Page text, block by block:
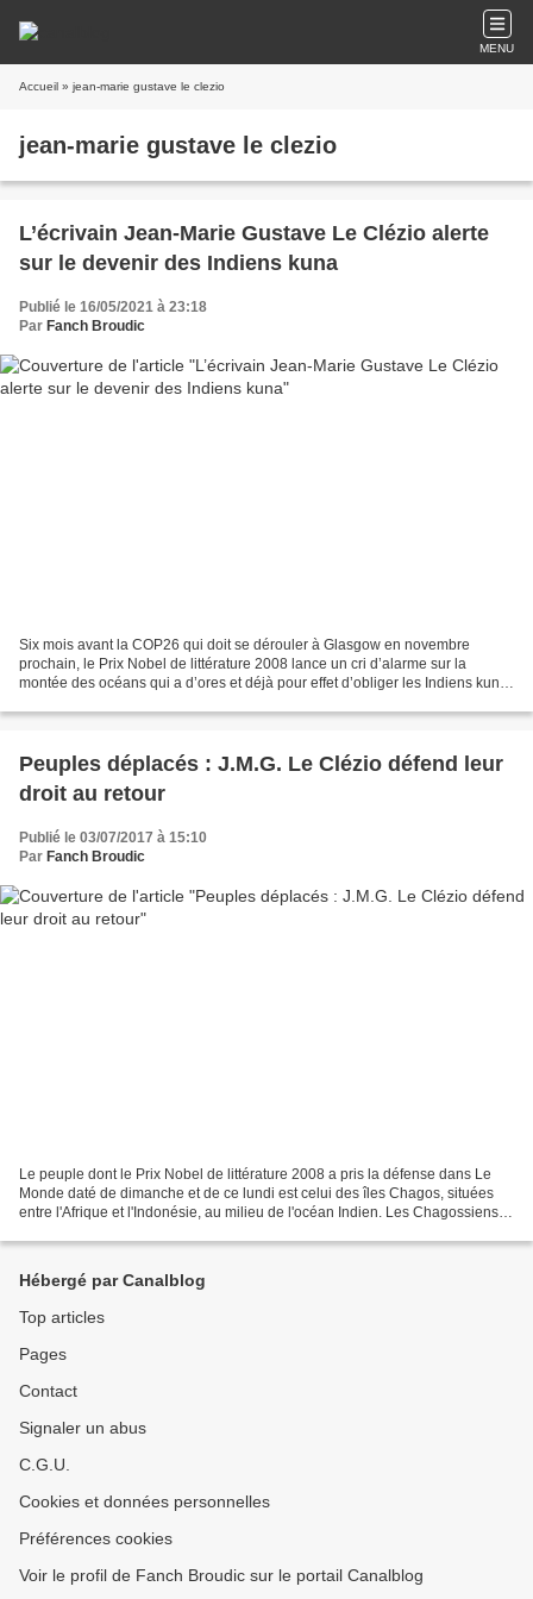
MENU
Accueil » jean-marie gustave le clezio
jean-marie gustave le clezio
L’écrivain Jean-Marie Gustave Le Clézio alerte
sur le devenir des Indiens kuna
Publié le 16/05/2021 à 23:18
Par Fanch Broudic
Six mois avant la COP26 qui doit se dérouler à Glasgow en novembre
prochain, le Prix Nobel de littérature 2008 lance un cri d’alarme sur la
montée des océans qui a d’ores et déjà pour effet d’obliger les Indiens kuna
Peuples déplacés : J.M.G. Le Clézio défend leur
droit au retour
Publié le 03/07/2017 à 15:10
Par Fanch Broudic
Le peuple dont le Prix Nobel de littérature 2008 a pris la défense dans Le
Monde daté de dimanche et de ce lundi est celui des îles Chagos, situées
entre l'Afrique et l'Indonésie, au milieu de l'océan Indien. Les Chagossiens
Hébergé par Canalblog
Top articles
Pages
Contact
Signaler un abus
C.G.U.
Cookies et données personnelles
Préférences cookies
Voir le profil de Fanch Broudic sur le portail Canalblog